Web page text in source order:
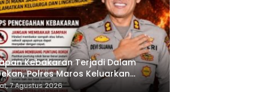
Kebakaran Terjadi Dalam
Polres Maros Keluarkan
kepada Masyarakat
7 Agustus 2026